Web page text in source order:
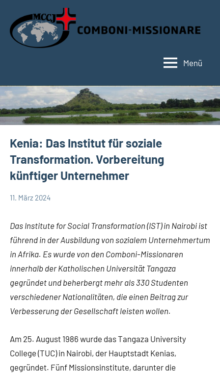
Inhalt
springen
Menü
Kenia: Das Institut für soziale
Transformation. Vorbereitung
künftiger Unternehmer
11. März 2024
Das Institute for Social Transformation (IST) in Nairobi ist
führend in der Ausbildung von sozialem Unternehmertum
in Afrika. Es wurde von den Comboni-Missionaren
innerhalb der Katholischen Universität Tangaza
gegründet und beherbergt mehr als 330 Studenten
verschiedener Nationalitäten, die einen Beitrag zur
Verbesserung der Gesellschaft leisten wollen.
Am 25. August 1986 wurde das Tangaza University
College (TUC) in Nairobi, der Hauptstadt Kenias,
gegründet. Fünf Missionsinstitute, darunter die